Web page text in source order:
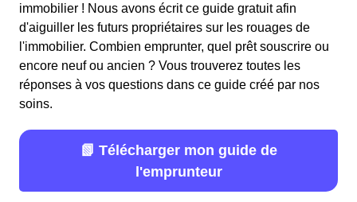
immobilier ! Nous avons écrit ce guide gratuit afin
d'aiguiller les futurs propriétaires sur les rouages de
l'immobilier. Combien emprunter, quel prêt souscrire ou
encore neuf ou ancien ? Vous trouverez toutes les
réponses à vos questions dans ce guide créé par nos
soins.
📗 Télécharger mon guide de
l'emprunteur